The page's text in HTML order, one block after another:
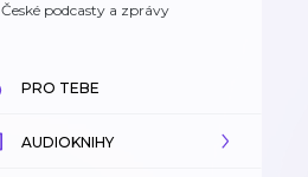
České podcasty a zprávy
PRO TEBE
AUDIOKNIHY